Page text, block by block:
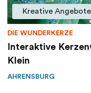
Kreative Angebote
DIE WUNDERKERZE
Interaktive
Klein
AHRENSBURG